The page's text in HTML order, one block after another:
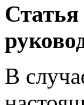
Статья
В